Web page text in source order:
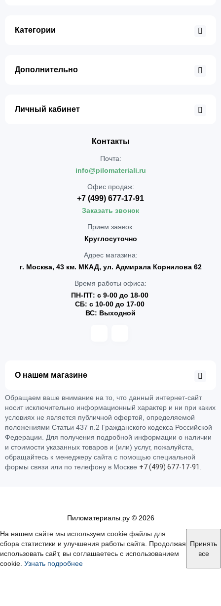
Категории
Дополнительно
Личный кабинет
Контакты
Почта:
info@pilomateriali.ru
Офис продаж:
+7 (499) 677-17-91
Заказать звонок
Прием заявок:
Круглосуточно
Адрес магазина:
г. Москва, 43 км. МКАД, ул. Адмирала Корнилова 62
Время работы офиса:
ПН-ПТ: с 9-00 до 18-00
СБ: с 10-00 до 17-00
ВС: Выходной
О нашем магазине
Обращаем ваше внимание на то, что данный интернет-сайт
носит исключительно информационный характер и ни при каких
условиях не является публичной офертой, определяемой
положениями Статьи 437 п.2 Гражданского кодекса Российской
Федерации. Для получения подробной информации о наличии
и стоимости указанных товаров и (или) услуг, пожалуйста,
обращайтесь к менеджеру сайта с помощью специальной
формы связи или по телефону в Москве +7 (499) 677-1 7-91
Пиломатериалы.ру © 2026
На нашем сайте мы используем cookie файлы для
сбора статистики и улучшения работы сайта. Продолжая
использовать сайт, вы соглашаетесь с использованием
cookie. Узнать подробнее
Принять
все